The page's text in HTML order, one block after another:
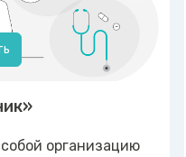
организацию